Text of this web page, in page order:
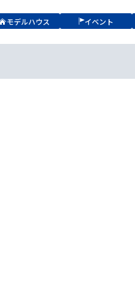
モデルハウス イベント